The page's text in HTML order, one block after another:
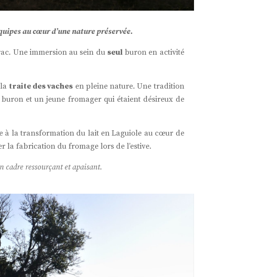
au cœur d’une nature préservée.
Une immersion au sein du seulburon en activité
traite des vaches en pleine nature. Une tradition
et un jeune fromager qui étaient désireux de
à la transformation du lait en Laguiole au cœur de
la fabrication du fromage lors de l’estive.
cadre ressourçant et apaisant.